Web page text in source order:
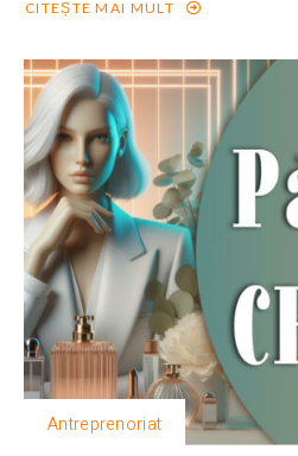
CITEȘTE MAI MULT
Antreprenoriat